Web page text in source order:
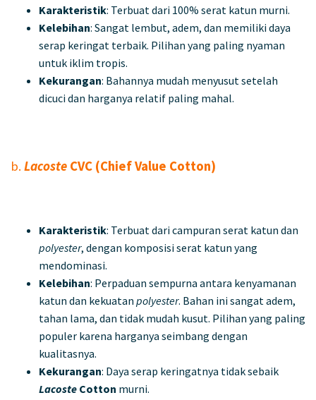
Karakteristik: Terbuat dari 100% serat katun murni.
Kelebihan: Sangat lembut, adem, dan memiliki daya
serap keringat terbaik. Pilihan yang paling nyaman
untuk iklim tropis.
Kekurangan: Bahannya mudah menyusut setelah
dicuci dan harganya relatif paling mahal.
b. Lacoste CVC (Chief Value Cotton)
Karakteristik: Terbuat dari campuran serat katun dan
polyester, dengan komposisi serat katun yang
mendominasi.
Kelebihan: Perpaduan sempurna antara kenyamanan
katun dan kekuatan polyester. Bahan ini sangat adem,
tahan lama, dan tidak mudah kusut. Pilihan yang paling
populer karena harganya seimbang dengan
kualitasnya.
Kekurangan: Daya serap keringatnya tidak sebaik
Lacoste Cotton murni.